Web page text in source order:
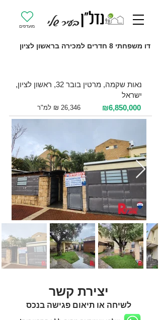
מועדפים
דו משפחתי 8 חדרים למכירה בראשון לציון
נאות שקמה, מרטין בובר 32, ראשון לציון,
ישראל
₪6,850,000
יצירת קשר
לשיחה או תיאום פגישה בנכס